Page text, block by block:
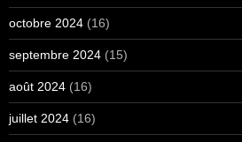
octobre 2024 (16)
septembre 2024 (15)
août 2024 (16)
juillet 2024 (16)